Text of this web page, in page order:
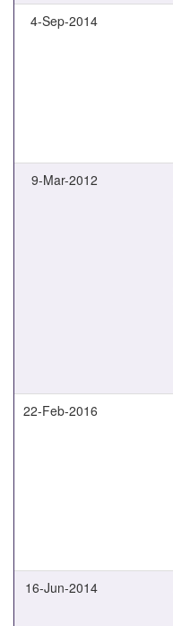
4-Sep-2014
9-Mar-2012
22-Feb-2016
16-Jun-2014